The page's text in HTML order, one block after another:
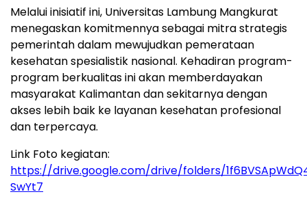
Melalui inisiatif ini, Universitas Lambung Mangkurat
menegaskan komitmennya sebagai mitra strategis
pemerintah dalam mewujudkan pemerataan
kesehatan spesialistik nasional. Kehadiran program-
program berkualitas ini akan memberdayakan
masyarakat Kalimantan dan sekitarnya dengan
akses lebih baik ke layanan kesehatan profesional
dan terpercaya.
Link Foto kegiatan:
https://drive.google.com/drive/folders/
SwYt7